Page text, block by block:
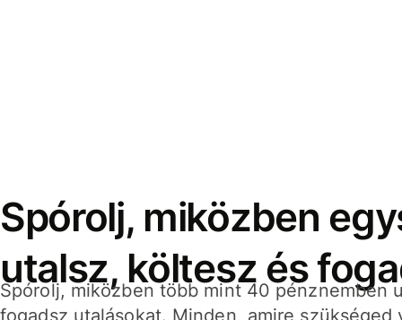
Spórolj, miközben
utalsz, költesz és
Spórolj, miközben több mint 40 pénznemben
fogadsz utalásokat. Minden, amire szükséged